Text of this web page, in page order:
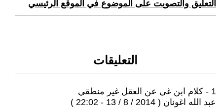
التعليق والتصويت على الموضوع في الموقع الرئيسي
التعليقات
1 - كلام ابن غي عن العقل غير منطقي
عبد الله اغونان ( 2014 / 8 / 13 - 22:02 )